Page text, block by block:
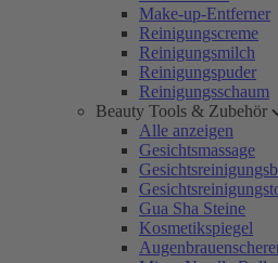
Make-up-Entferner
Reinigungscreme
Reinigungsmilch
Reinigungspuder
Reinigungsschaum
Beauty Tools & Zubehör
Alle anzeigen
Gesichtsmassage
Gua Sha Steine
Kosmetikspiegel